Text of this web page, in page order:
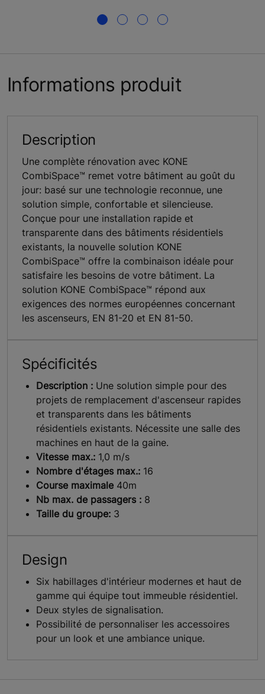
Informations produit
Description
Une complète rénovation avec KONE
CombiSpace™ remet votre bâtiment au goût du
jour: basé sur une technologie reconnue, une
solution simple, confortable et silencieuse.
Conçue pour une installation rapide et
transparente dans des bâtiments résidentiels
existants, la nouvelle solution KONE
CombiSpace™ offre la combinaison idéale pour
satisfaire les besoins de votre bâtiment. La
solution KONE CombiSpace™ répond aux
exigences des normes européennes concernant
les ascenseurs, EN 81-20 et EN 81-50.
Spécificités
Description : Une solution simple pour des
projets de remplacement d'ascenseur rapides
et transparents dans les bâtiments
résidentiels existants. Nécessite une salle des
machines en haut de la gaine.
Vitesse max.: 1,0 m/s
Nombre d'étages max.: 16
Course maximale 40m
Nb max. de passagers : 8
Taille du groupe: 3
Design
Six habillages d'intérieur modernes et haut de
gamme qui équipe tout immeuble résidentiel.
Deux styles de signalisation.
Possibilité de personnaliser les accessoires
pour un look et une ambiance unique.